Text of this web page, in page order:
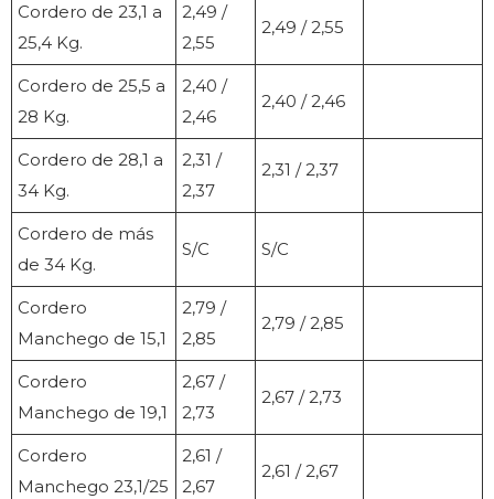
Cordero de 23,1 a
25,4 Kg.
2,49 /
2,55
2,49 / 2,55
Cordero de 25,5 a
28 Kg.
2,40 /
2,46
2,40 / 2,46
Cordero de 28,1 a
34 Kg.
2,31 /
2,37
2,31 / 2,37
Cordero de más
de 34 Kg.
S/C S/C
Cordero
Manchego de 15,1
2,79 /
2,85
2,79 / 2,85
Cordero
Manchego de 19,1
2,67 /
2,73
2,67 / 2,73
Cordero
Manchego 23,1/25
2,61 /
2,67
2,61 / 2,67